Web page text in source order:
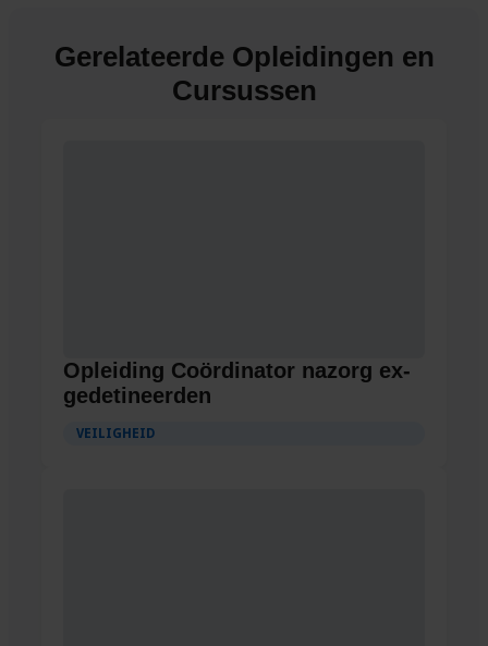
Gerelateerde Opleidingen en
Cursussen
Opleiding Coördinator nazorg ex-
gedetineerden
VEILIGHEID